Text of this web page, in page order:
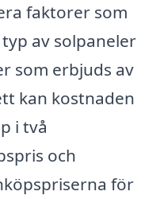
faktorer som
av solpaneler
som erbjuds av
kan kostnaden
i två
och
för